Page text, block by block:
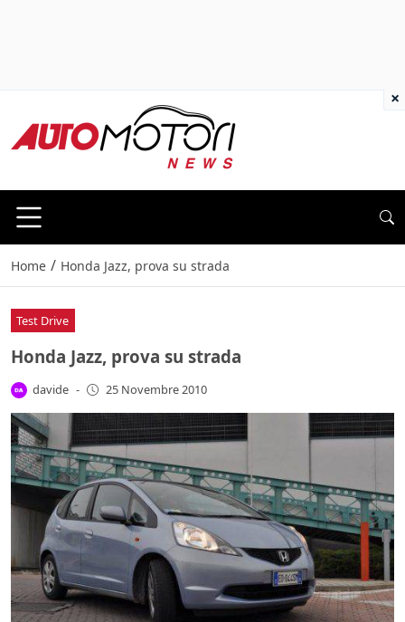
Home / Honda Jazz, prova su strada
Test Drive
Honda Jazz, prova su strada
davide - 25 Novembre 2010
×